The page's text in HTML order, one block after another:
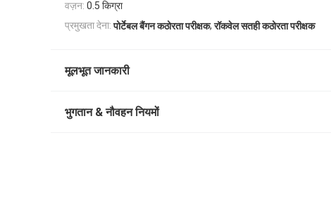
वज़न: 0.5 किग्रा
प्रमुखता देना: पोर्टेबल बैंगन कठोरता परीक्षक,रॉकवेल सतही कठोरता परीक्षक
मूलभूत जानकारी
भुगतान & नौवहन नियमों